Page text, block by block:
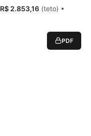
R$ 2.853,16 (teto) •
PDF